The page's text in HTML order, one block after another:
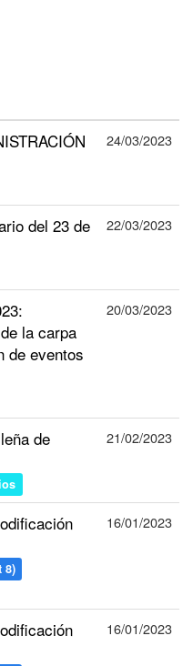
24/03/2023
del 23 de
22/03/2023
la carpa
de eventos
20/03/2023
de
21/02/2023
8)
16/01/2023
16/01/2023